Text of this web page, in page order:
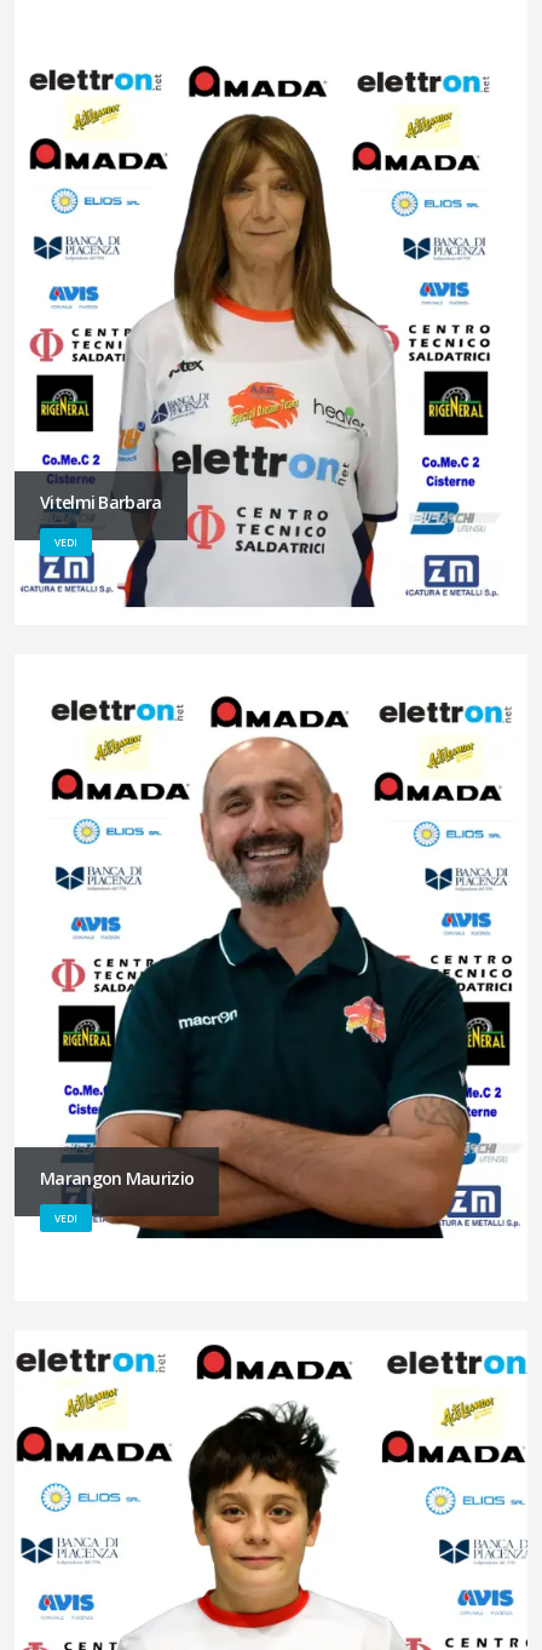
Vitelmi Barbara
VEDI
Marangon Maurizio
VEDI